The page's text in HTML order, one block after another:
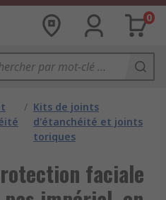
0
/ Kits de joints
d'étanchéité et joints
toriques
faciale